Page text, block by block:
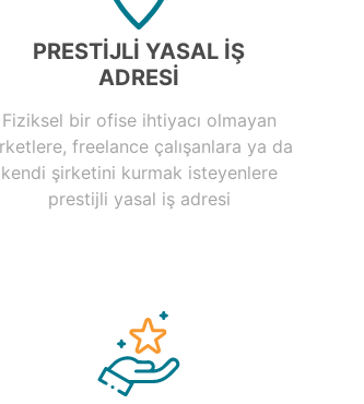
PRESTIJLI YASAL İŞ
ADRESİ
Fiziksel bir ofise ihtiyacı olmayan
freelance çalışanlara ya da
kendi şirketini kurmak isteyenlere
prestijli yasal iş adresi